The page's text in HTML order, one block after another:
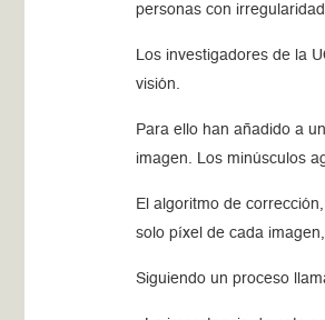
personas con
Los investigadores de la
visión.
Para ello han añadido a
imagen. Los minúsculos
El algoritmo de
solo píxel de cada
Siguiendo un proceso